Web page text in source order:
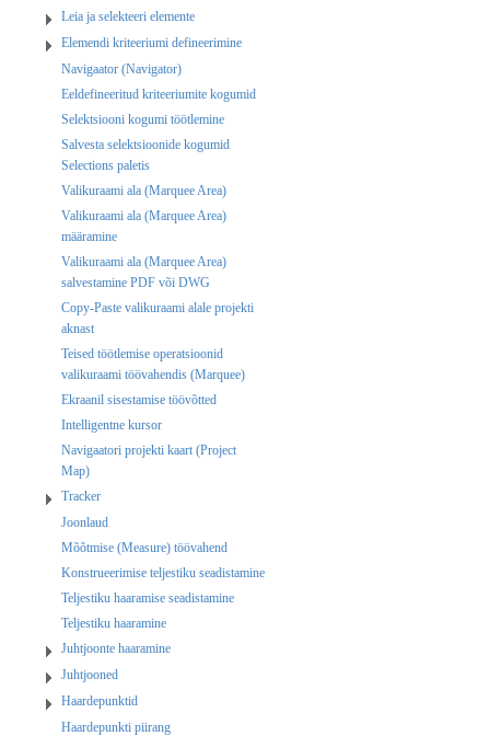
Leia ja selekteeri elemente
Elemendi kriteeriumi defineerimine
Navigaator (Navigator)
Eeldefineeritud kriteeriumite kogumid
Selektsiooni kogumi töötlemine
Salvesta selektsioonide kogumid
Selections paletis
Valikuraami ala (Marquee Area)
Valikuraami ala (Marquee Area)
määramine
Valikuraami ala (Marquee Area)
salvestamine PDF või DWG
Copy-Paste valikuraami alale projekti
aknast
Teised töötlemise operatsioonid
valikuraami töövahendis (Marquee)
Ekraanil sisestamise töövõtted
Intelligentne kursor
Navigaatori projekti kaart (Project
Map)
Tracker
Joonlaud
Mõõtmise (Measure) töövahend
Konstrueerimise teljestiku seadistamine
Teljestiku haaramise seadistamine
Teljestiku haaramine
Juhtjoonte haaramine
Juhtjooned
Haardepunktid
Haardepunkti piirang